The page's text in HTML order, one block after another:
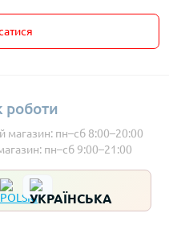
роботи
магазин: пн–сб 8:00–20:00
пн–сб 9:00–21:00